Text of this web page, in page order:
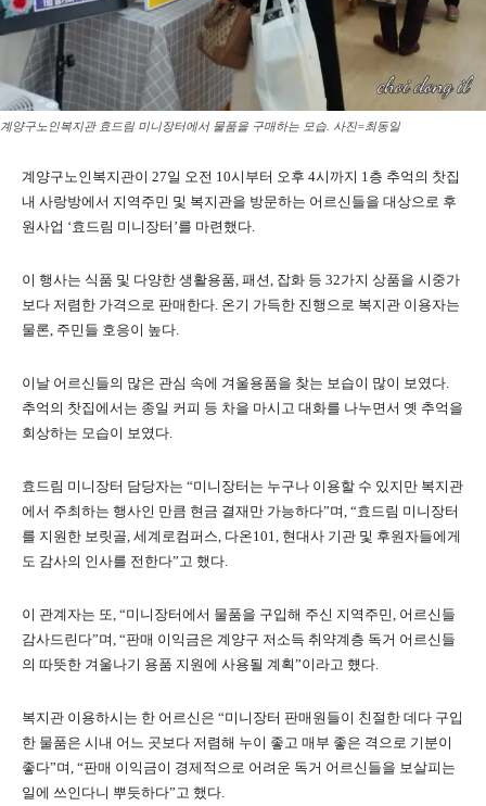
계양구노인복지관 효드림 미니장터에서 물품을 구매하는 모습. 사진=최동일
계양구노인복지관이 27일 오전 10시부터 오후 4시까지 1층 추억의 찻집
내 사랑방에서 지역주민 및 복지관을 방문하는 어르신들을 대상으로 후
원사업 ‘효드림 미니장터’를 마련했다.
이 행사는 식품 및 다양한 생활용품, 패션, 잡화 등 32가지 상품을 시중가
보다 저렴한 가격으로 판매한다. 온기 가득한 진행으로 복지관 이용자는
물론, 주민들 호응이 높다.
이날 어르신들의 많은 관심 속에 겨울용품을 찾는 보습이 많이 보였다.
추억의 찻집에서는 종일 커피 등 차을 마시고 대화를 나누면서 옛 추억을
회상하는 모습이 보였다.
효드림 미니장터 담당자는 “미니장터는 누구나 이용할 수 있지만 복지관
에서 주최하는 행사인 만큼 현금 결재만 가능하다”며, “효드림 미니장터
를 지원한 보릿골, 세계로컴퍼스, 다온101, 현대사 기관 및 후원자들에게
도 감사의 인사를 전한다”고 했다.
이 관계자는 또, “미니장터에서 물품을 구입해 주신 지역주민, 어르신들
감사드린다”며, “판매 이익금은 계양구 저소득 취약계층 독거 어르신들
의 따뜻한 겨울나기 용품 지원에 사용될 계획”이라고 헀다.
복지관 이용하시는 한 어르신은 “미니장터 판매원들이 친절한 데다 구입
한 물품은 시내 어느 곳보다 저렴해 누이 좋고 매부 좋은 격으로 기분이
좋다”며, “판매 이익금이 경제적으로 어려운 독거 어르신들을 보살피는
일에 쓰인다니 뿌듯하다”고 했다.